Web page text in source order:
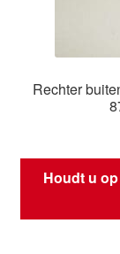
Rechter
Houdt u